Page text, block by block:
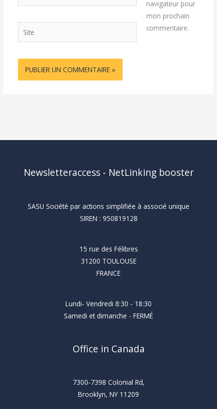
mail*
Site
navigateur pour
mon prochain
commentaire.
Newsletteraccess - NetLinking booster
SASU Société par actions simplifiée à associé unique
SIREN : 950819128
15 rue des Félibres
31200 TOULOUSE
FRANCE
Lundi- Vendredi 8:30 - 18:30
Samedi et dimanche - FERMÉ
Office in Canada
7300-7398 Colonial Rd,
Brooklyn, NY 11209